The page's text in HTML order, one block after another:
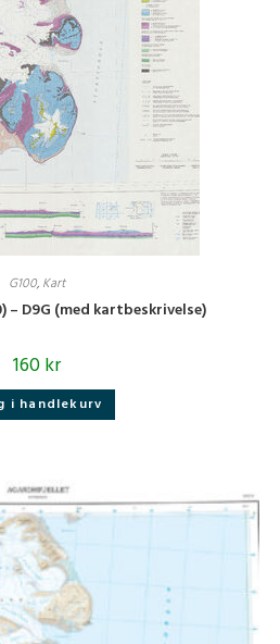
G100, Kart
– D9G (med kartbeskrivelse)
160kr
i handlekurv